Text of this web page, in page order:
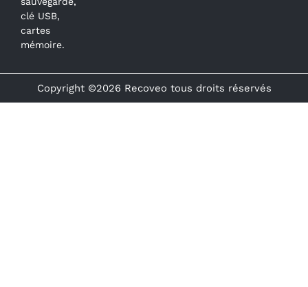
clé USB,
cartes
mémoire.
Copyright ©2026 Recoveo tous droits réservés